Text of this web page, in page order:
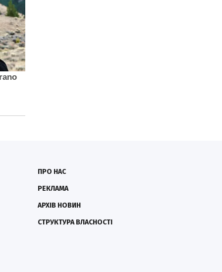
ПРО НАС
РЕКЛАМА
АРХІВ НОВИН
СТРУКТУРА ВЛАСНОСТІ